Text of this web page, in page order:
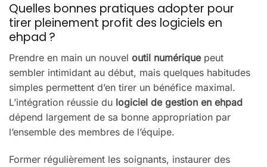
Quelles bonnes pratiques adopter pour
tirer pleinement profit des logiciels en
ehpad ?
Prendre en main un nouvel outil numériquepeut
sembler intimidant au début, mais quelques habitudes
simples permettent d’en tirer un bénéfice maximal.
L’intégration réussie du logiciel de gestion en ehpad
dépend largement de sa bonne appropriation par
l’ensemble des membres de l’équipe.
Former régulièrement les soignants, instaurer des